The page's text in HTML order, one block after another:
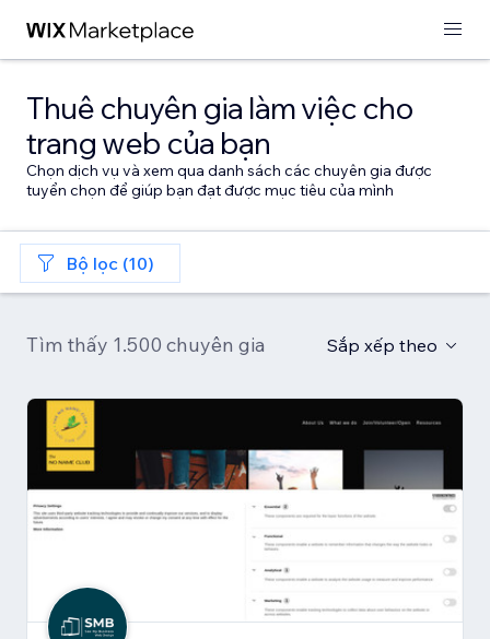
Thuê chuyên gia làm việc cho
trang web của bạn
Chọn dịch vụ và xem qua danh sách các chuyên gia được
tuyển chọn để giúp bạn đạt được mục tiêu của mình
Bộ lọc (10)
Tìm thấy 1.500 chuyên gia Sắp xếp theo